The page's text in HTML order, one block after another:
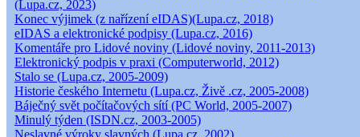
(Lupa.cz, 2023)
Konec výjimek (z nařízení eIDAS)(Lupa.cz, 2018)
eIDAS a elektronické podpisy (Lupa.cz, 2016)
Komentáře pro Lidové noviny (Lidové noviny, 2011-2013)
Elektronický podpis v praxi (Computerworld, 2012)
Stalo se (Lupa.cz, 2005-2009)
Historie českého Internetu (Lupa.cz, Živě .cz, 2005-2008)
Báječný svět počítačových sítí (PC World, 2005-2007)
Minulý týden (ISDN.cz, 2003-2005)
Neslavné výroky slavných (Lupa.cz, 2002)